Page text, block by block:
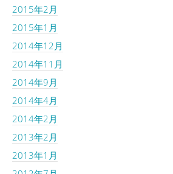
2015年2月
2015年1月
2014年12月
2014年11月
2014年9月
2014年4月
2014年2月
2013年2月
2013年1月